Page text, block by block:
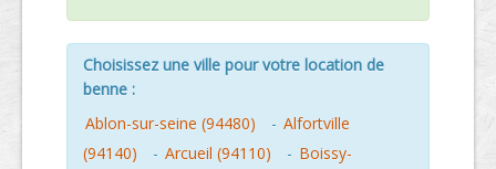
Choisissez une ville pour votre location de
benne :
Ablon-sur-seine (94480)
- Alfortville
(94140)
- Arcueil (94110) - Boissy-